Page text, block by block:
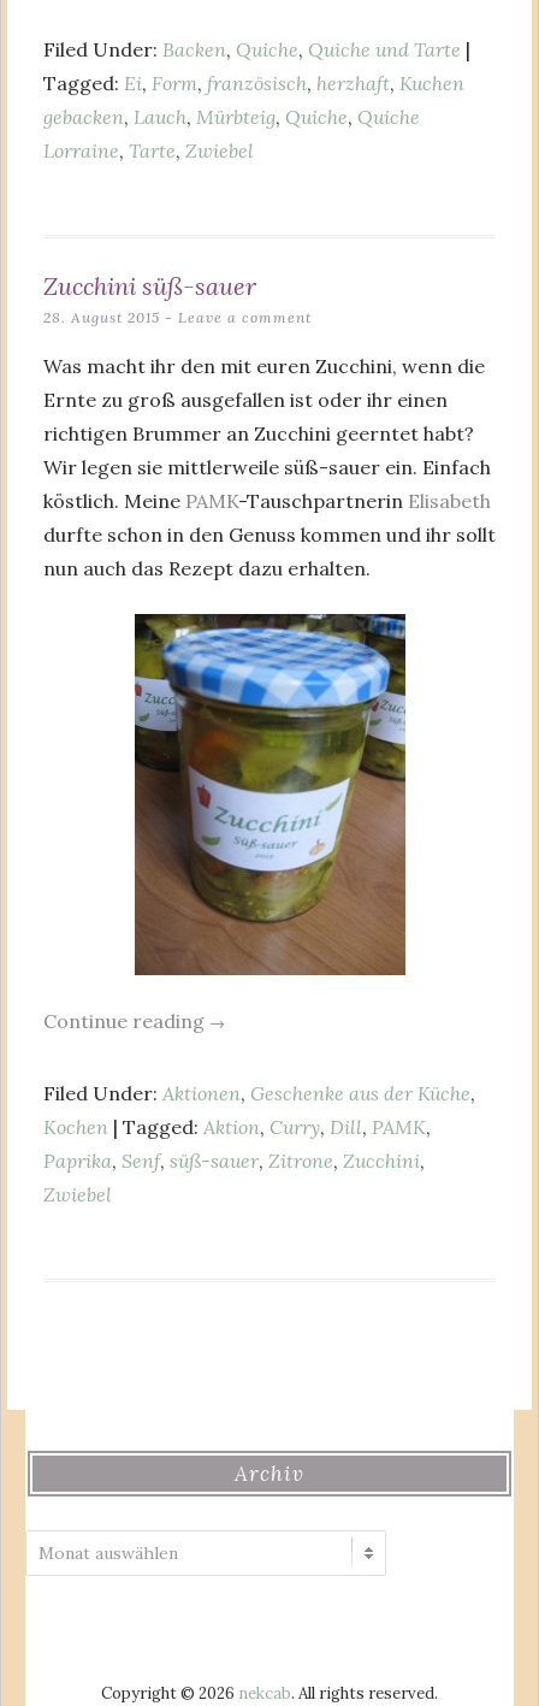
Filed Under: Backen, Quiche, Quiche und Tarte |
Tagged: Ei, Form, französisch, herzhaft, Kuchen
gebacken, Lauch, Mürbteig, Quiche, Quiche
Lorraine, Tarte, Zwiebel
Zucchini süß-sauer
28. August 2015 Leave a comment
Was macht ihr den mit euren Zucchini, wenn die
Ernte zu groß ausgefallen ist oder ihr einen
richtigen Brummer an Zucchini geerntet habt?
Wir legen sie mittlerweile süß-sauer ein. Einfach
köstlich. Meine PAMK-Tauschpartnerin Elisabeth
durfte schon in den Genuss kommen und ihr sollt
nun auch das Rezept dazu erhalten.
Continue reading →
Filed Under: Aktionen, Geschenke aus der Küche,
Kochen | Tagged: Aktion, Curry, Dill, PAMK,
Paprika, Senf, süß-sauer, Zitrone, Zucchini,
Zwiebel
Archiv
Copyright © 2026 nekcab. All rights reserved.